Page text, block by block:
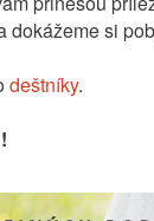
si
deštníky.